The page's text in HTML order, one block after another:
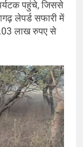
पहुंचे, जिससे
लेपर्ड सफारी में
लाख रुपए से